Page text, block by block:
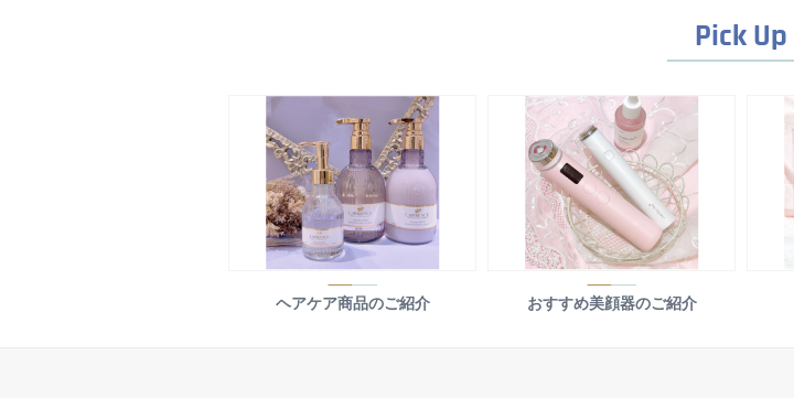
Pick Up
ヘアケア商品のご紹介 おすすめ美顔器のご紹介